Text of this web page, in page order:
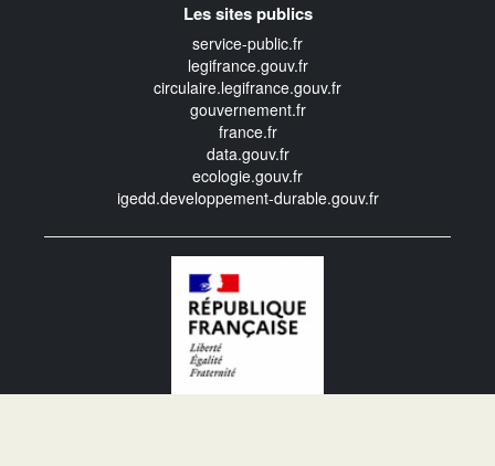
Les sites publics
service-public.fr
legifrance.gouv.fr
circulaire.legifrance.gouv.fr
gouvernement.fr
france.fr
data.gouv.fr
ecologie.gouv.fr
igedd.developpement-durable.gouv.fr